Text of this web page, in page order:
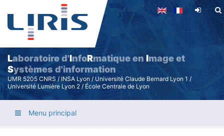
Aller
principal
Laboratoire d'InfoRmatique en Image et
Systèmes d'information
UMR 5205 CNRS / INSA Lyon / Université Claude Bernard Lyon 1 /
Université Lumière Lyon 2 / École Centrale de Lyon
Menu principal